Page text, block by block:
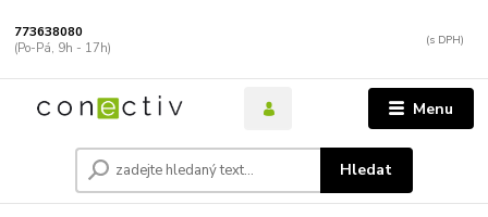
Menu
Hledat
773638080
(Po-Pá, 9h - 17h)